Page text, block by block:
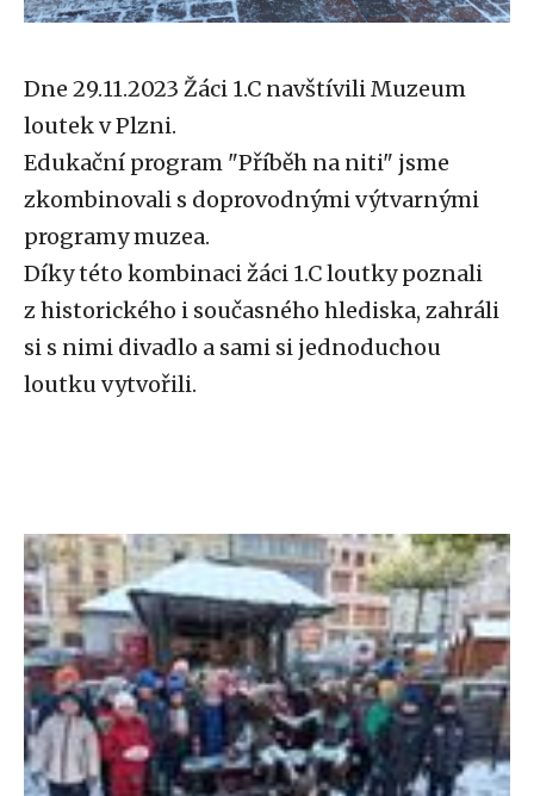
Dne 29.11.2023 Žáci 1.C navštívili Muzeum
loutek v Plzni.
Edukační program "Příběh na niti" jsme
zkombinovali s doprovodnými výtvarnými
programy muzea.
Díky této kombinaci žáci 1.C loutky poznali
z historického i současného hlediska, zahráli
si s nimi divadlo a sami si jednoduchou
loutku vytvořili.